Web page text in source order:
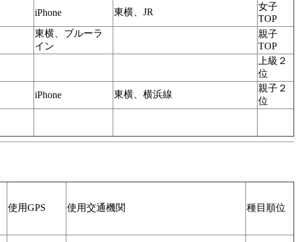
iPhone 東横、JR
女子
TOP
東横、ブルーラ
イン
親子
TOP
上級２
位
iPhone 東横、横浜線
親子２
位
使用GPS 使用交通機関 種目順位